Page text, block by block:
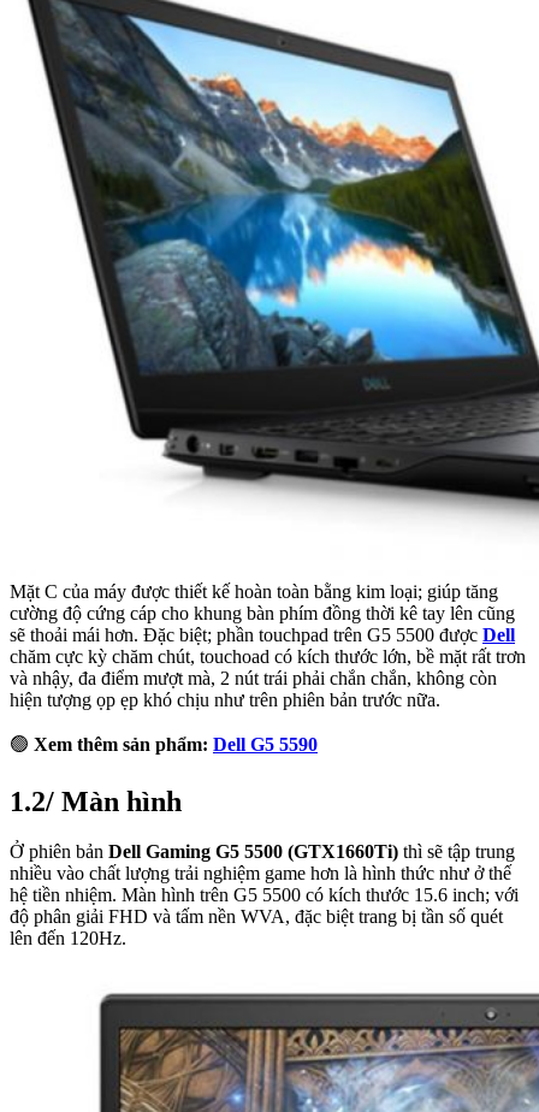
Mặt C của máy được thiết kế hoàn toàn bằng kim loại; giúp tăng
cường độ cứng cáp cho khung bàn phím đồng thời kê tay lên cũng
sẽ thoải mái hơn. Đặc biệt; phần touchpad trên G5 5500 được Dell
chăm cực kỳ chăm chút, touchoad có kích thước lớn, bề mặt rất trơn
và nhậy, đa điểm mượt mà, 2 nút trái phải chắn chắn, không còn
hiện tượng ọp ẹp khó chịu như trên phiên bản trước nữa.
🟢 Xem thêm sản phẩm: Dell G5 5590
1.2/ Màn hình
Ở phiên bản Dell Gaming G5 5500 (GTX1660Ti) thì sẽ tập trung
nhiều vào chất lượng trải nghiệm game hơn là hình thức như ở thế
hệ tiền nhiệm. Màn hình trên G5 5500 có kích thước 15.6 inch; với
độ phân giải FHD và tấm nền WVA, đặc biệt trang bị tần số quét
lên đến 120Hz.